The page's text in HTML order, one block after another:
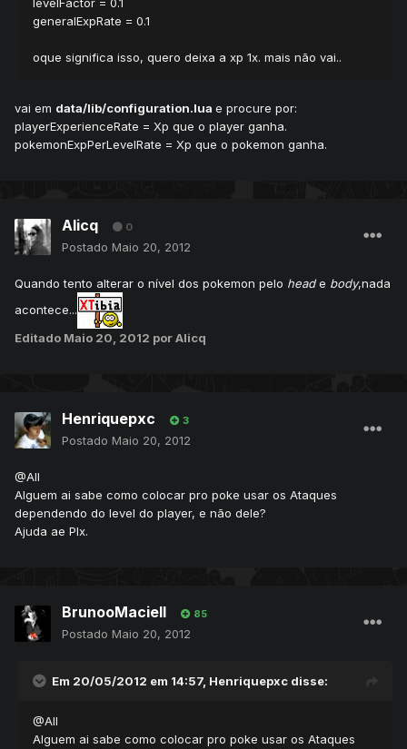
generalExpRate = 0.1
oque significa isso, quero deixa a xp 1x. mais não vai..
vai em data/lib/configuration.lua e procure por:
playerExperienceRate = Xp que o player ganha.
pokemonExpPerLevelRate = Xp que o pokemon ganha.
Alicq 0
Postado Maio 20, 2012
Quando tento alterar o nível dos pokemon pelo heade body,nada
acontece...
Editado Maio 20, 2012 por Alicq
Henriquepxc 3
Postado Maio 20, 2012
@All
Alguem ai sabe como colocar pro poke usar os Ataques
dependendo do level do player, e não dele?
Ajuda ae Plx.
BrunooMaciell 85
Postado Maio 20, 2012
Em 20/05/2012 em 14:57, Henriquepxc disse:
@All
Alguem ai sabe como colocar pro poke usar os Ataques